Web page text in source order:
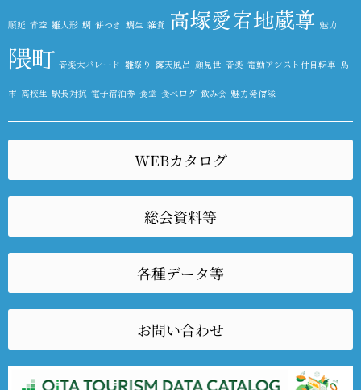
順延 青空 雛人形 鯛 餅つき 鯛生 雑貨 高塚愛宕地蔵尊 魅力
隈町 音楽大パレード 雛祭り 露天風呂 顔見世 音楽 電動アシスト付自転車 鳥
市 高校生 駅長対抗 電子宿泊券 食堂 食べログ 飲み会 魅力発信隊
WEBカタログ
総会資料等
各種データ等
お問い合わせ